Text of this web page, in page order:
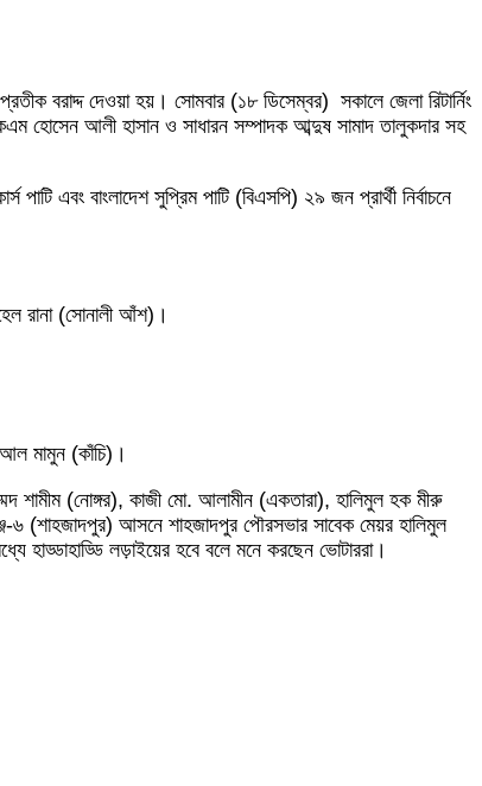
বরাদ্দ দেওয়া হয়। সোমবার (১৮ ডিসেম্বর) সকালে জেলা রিটার্নিং
হোসেন আলী হাসান ও সাধারন সম্পাদক আব্দুষ সামাদ তালুকদার সহ
এবং বাংলাদেশ সুপ্রিম পাটি (বিএসপি) ২৯ জন প্রার্থী নির্বাচনে
রানা (সোনালী আঁশ)।
মামুন (কাঁচি)।
শামীম (নোঙ্গর), কাজী মো. আলামীন (একতারা), হালিমুল হক মীরু
৬ (শাহজাদপুর) আসনে শাহজাদপুর পৌরসভার সাবেক মেয়র হালিমুল
হাড্ডাহাড্ডি লড়াইয়ের হবে বলে মনে করছেন ভোটাররা।